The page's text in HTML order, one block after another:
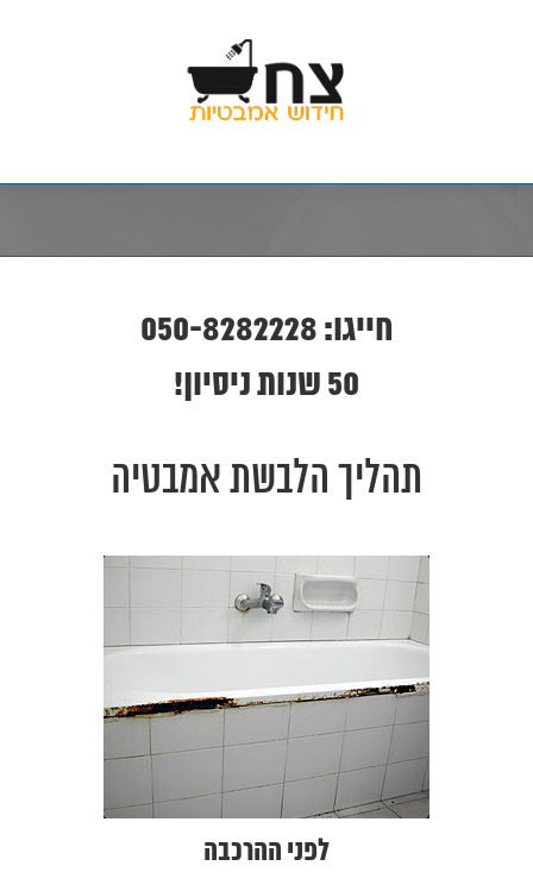
חייגו: 050-8282228
50 שנות ניסיון!
תהליך הלבשת אמבטיה
לפני ההרכבה